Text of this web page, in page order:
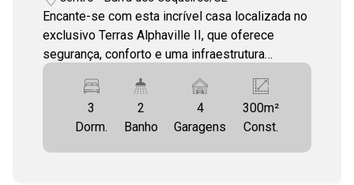
17:00
Encante-se com esta incrível casa localizada no
exclusivo Terras Alphaville II, que oferece
segurança, conforto e uma infraestrutura
completa de lazer. Características do imóvel: 3
quartos, sendo 1 suíte aconchegante; Sala
ampla e bem iluminada; Varanda perfeita para
relaxar; Cozinha funcional e moderna; Espaço
goumet com piscina e churrasqueira; Poço
3
Dorm.
2
Banho
4
Garagens
300m²
Const.